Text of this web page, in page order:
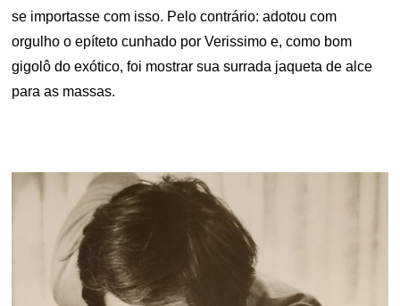
se importasse com isso. Pelo contrário: adotou com
orgulho o epíteto cunhado por Verissimo e, como bom
gigolô do exótico, foi mostrar sua surrada jaqueta de alce
para as massas.